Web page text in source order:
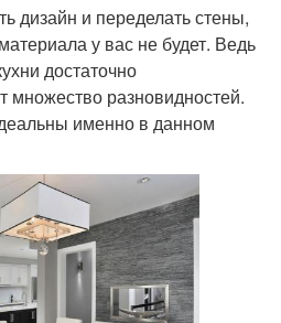
дизайн и переделать стены,
у вас не будет. Ведь
достаточно
множество разновидностей.
именно в данном